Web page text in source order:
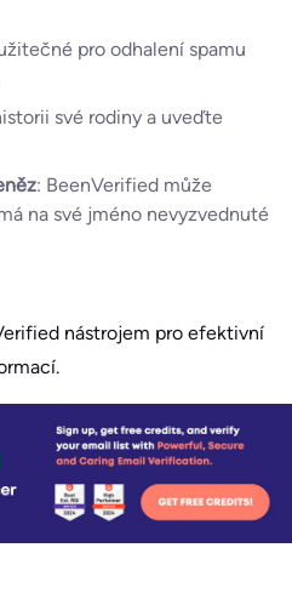
pro odhalení spamu
své rodiny a uveďte
: BeenVerified může
na své jméno nevyzvednuté
nástrojem pro efektivní